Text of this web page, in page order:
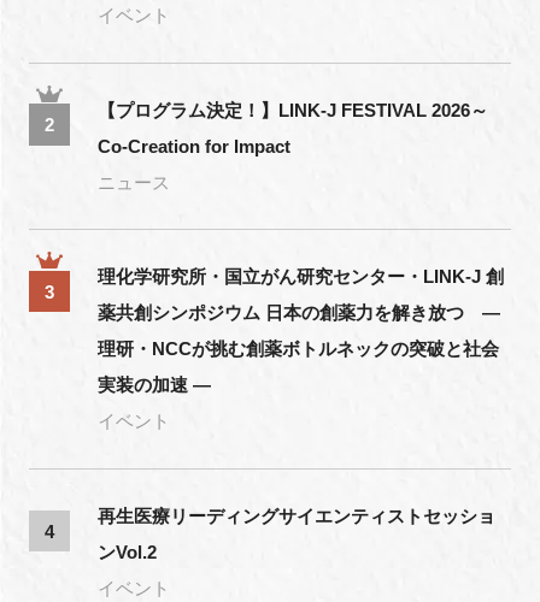
イベント
2
【プログラム決定！】LINK-J FESTIVAL 2026～
Co-Creation for Impact
ニュース
3
理化学研究所・国立がん研究センター・LINK-J 創
薬共創シンポジウム 日本の創薬力を解き放つ ―
理研・NCCが挑む創薬ボトルネックの突破と社会
実装の加速 ―
イベント
4
再生医療リーディングサイエンティストセッショ
ンVol.2
イベント